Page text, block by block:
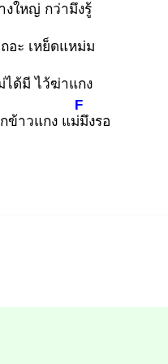
งใหญ่ กว่ามึงรู้
อะ เหย็ดแหม่ม
ได้มี ไว้ฆ่าแกง
ข้าวแกง แม่มึ
F
งรอ